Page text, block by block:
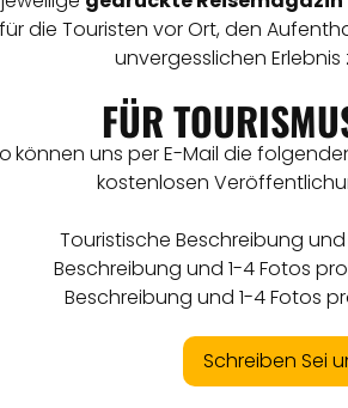
die Touristen vor Ort, den
unvergesslichen
FÜR
können uns per E-Mail die
kostenlosen
Touristische Beschreibung
Beschreibung und 1-4 Fotos
Beschreibung und 1-4 Fotos
Schreiben Sei